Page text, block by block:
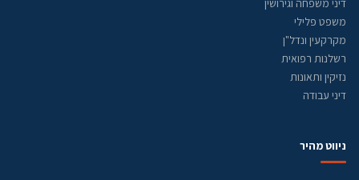
דיני משפחה וגירושין
משפט פלילי
מקרקעין ונדל"ן
רשלנות רפואית
נזיקין ותאונות
דיני עבודה
ניווט מהיר